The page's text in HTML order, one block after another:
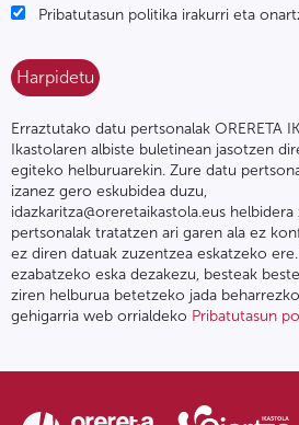
Pribatutasun politika irakurri eta
Erraztutako datu pertsonalak ORERETA
Ikastolaren albiste buletinean jasotzen
egiteko helburuarekin. Zure datu
izanez gero eskubidea duzu,
idazkaritza@oreretaikastola.eus
pertsonalak tratatzen ari garen ala ez
ez diren datuak zuzentzea eskatzeko
ezabatzeko eska dezakezu, besteak
ziren helburua betetzeko jada
gehigarria web orrialdeko Pribatutasun